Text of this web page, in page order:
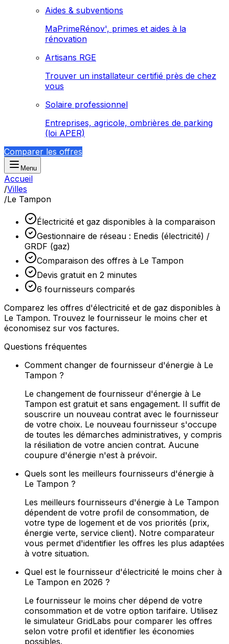
Aides & subventions
MaPrimeRénov', primes et aides à la
rénovation
Artisans RGE
Trouver un installateur certifié près de chez
vous
Solaire professionnel
Entreprises, agricole, ombrières de parking
(loi APER)
Comparer les offres
Menu
Accueil
/Villes
/Le Tampon
Électricité et gaz disponibles à la comparaison
Gestionnaire de réseau : Enedis (électricité) /
GRDF (gaz)
Comparaison des offres à Le Tampon
Devis gratuit en 2 minutes
6 fournisseurs comparés
Comparez les offres d'électricité et de gaz disponibles à
Le Tampon. Trouvez le fournisseur le moins cher et
économisez sur vos factures.
Questions fréquentes
Comment changer de fournisseur d'énergie à Le
Tampon ?
Le changement de fournisseur d'énergie à Le
Tampon est gratuit et sans engagement. Il suffit de
souscrire un nouveau contrat avec le fournisseur
de votre choix. Le nouveau fournisseur s'occupe
de toutes les démarches administratives, y compris
la résiliation de votre ancien contrat. Aucune
coupure d'énergie n'est à prévoir.
Quels sont les meilleurs fournisseurs d'énergie à
Le Tampon ?
Les meilleurs fournisseurs d'énergie à Le Tampon
dépendent de votre profil de consommation, de
votre type de logement et de vos priorités (prix,
énergie verte, service client). Notre comparateur
vous permet d'identifier les offres les plus adaptées
à votre situation.
Quel est le fournisseur d'électricité le moins cher à
Le Tampon en 2026 ?
Le fournisseur le moins cher dépend de votre
consommation et de votre option tarifaire. Utilisez
le simulateur GridLabs pour comparer les offres
selon votre profil et identifier les économies
possibles.